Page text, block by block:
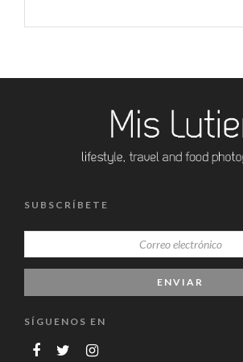
SUBSCRÍBETE
SÍGUENOS EN